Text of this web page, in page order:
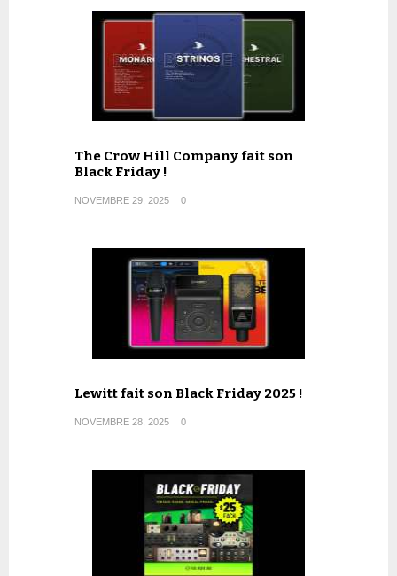
The Crow Hill Company fait son
Black Friday !
NOVEMBRE 29, 2025 0
Lewitt fait son Black Friday 2025 !
NOVEMBRE 28, 2025 0